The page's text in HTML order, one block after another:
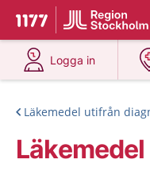
Till startsidan för 1177
Du har valt
Logga in
på 1177.se
Läkemedel utifrån